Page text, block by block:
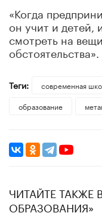
«Когда
он учит и детей,
смотреть на
обстоятельства».
Теги: современная
образование
ЧИТАЙТЕ ТАКЖЕ
ОБРАЗОВАНИЯ»